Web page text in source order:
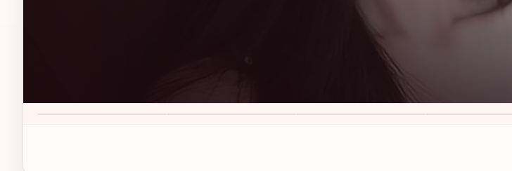
9.1·50万次播放 7.6·50万次播放 8.8·50万次播放 8.7·49万次播放